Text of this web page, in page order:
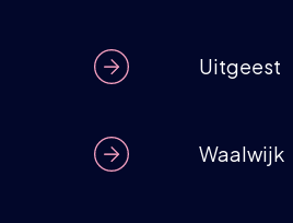
Uitgeest
Waalwijk